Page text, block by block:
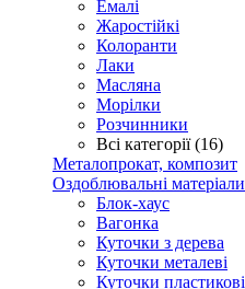
Емалі
Жаростійкі
Колоранти
Лаки
Масляна
Морілки
Розчинники
Всі категорії (16)
Металопрокат, композит
Оздоблювальні матеріали
Блок-хаус
Вагонка
Куточки з дерева
Куточки металеві
Куточки пластикові